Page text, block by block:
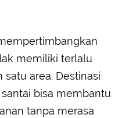
memiliki terlalu
area. Destinasi
bisa membantu
tanpa merasa